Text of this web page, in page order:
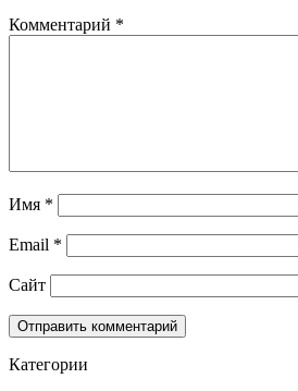
Комментарий *
Имя *
Email *
Сайт
Категории